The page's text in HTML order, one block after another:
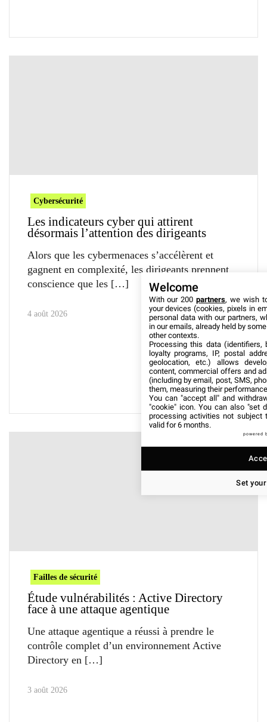
Cybersécurité
Les indicateurs cyber qui attirent
désormais l’attention des dirigeants
Alors que les cybermenaces s’accélèrent et
gagnent en complexité, les dirigeants prennent
conscience que les
4 août 2026
Failles de sécurité
Étude vulnérabilités : Active Directory
face à une attaque agentique
Une attaque agentique a réussi à prendre le
contrôle complet d’un environnement Active
Directory en
3 août 2026
Welcome
With our 200partners, we wish
your devices (cookies, pixels in
personal data with our partners,
in our emails, already held by
other contexts.
Processing this data (identifiers,
loyalty programs, IP, postal
geolocation, etc.) allows
content, commercial offers and
(including by email, post, SMS,
them, measuring their
You can "accept all" and
"cookie" icon. You can also "set
processing activities not subject
valid for 6 months.
powered
Set